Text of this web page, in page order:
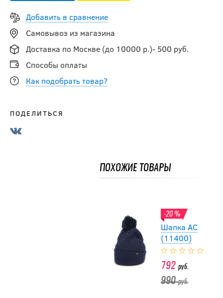
Добавить в сравнение
Самовывоз из магазина
Доставка по Москве (до 10000 р.)- 500 руб.
Способы оплаты
Как подобрать товар?
ПОДЕЛИТЬСЯ
ПОХОЖИЕ ТОВАРЫ
792
-20 %
Шапка AC
(11400)
792 руб.
990руб.